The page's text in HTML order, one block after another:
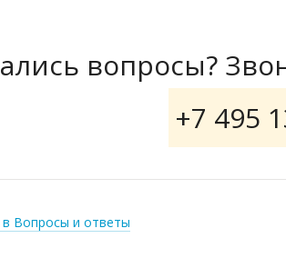
вопросы?
+7 495
в Вопросы и ответы